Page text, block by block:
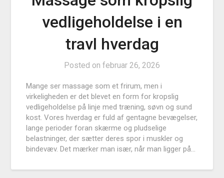
vedligeholdelse i en
travl hverdag
Posted on februar 26, 2026
Mange ser massage som et frirum, men i
virkeligheden er det blevet en form for kropslig
vedligeholdelse på linje med træning, søvn og sund
kost. Vores hverdag er fuld af gentagne bevægelser,
lange perioder foran skærme og pludselige
belastninger, der sætter deres spor i muskler og
bindevæv. Det mærker man især, når man ligger på…